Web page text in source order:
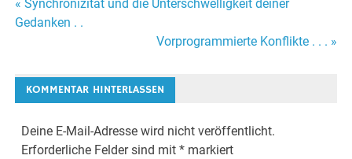
Beitrags-
« Synchronizität und die Unterschwelligkeit deiner
Gedanken . .
Vorprogrammierte Konflikte . . . »
KOMMENTAR HINTERLASSEN
Deine E-Mail-Adresse wird nicht veröffentlicht.
Erforderliche Felder sind mit* markiert